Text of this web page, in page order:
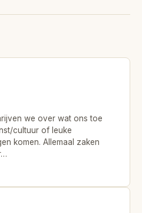
we over wat ons toe
cultuur of leuke
komen. Allemaal zaken